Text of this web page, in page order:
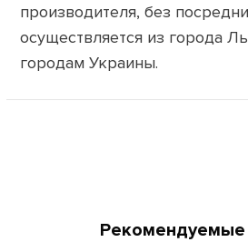
производителя, без
осуществляется из города
городам Украины.
Рекомендуемые